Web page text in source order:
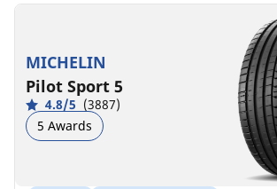
MICHELIN
Pilot Sport 5
4.8/5 (3887)
5 Awards